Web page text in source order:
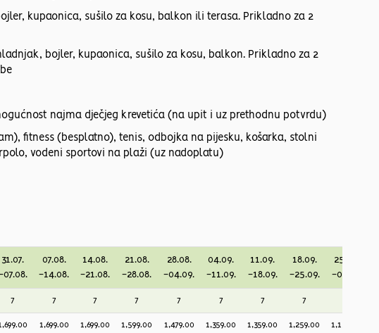
kupaonica, sušilo za kosu, balkon ili terasa. Prikladno za 2
bojler, kupaonica, sušilo za kosu, balkon. Prikladno za 2
najma dječjeg krevetića (na upit i uz prethodnu potvrdu)
fitness (besplatno), tenis, odbojka na pijesku, košarka, stolni
vodeni sportovi na plaži (uz nadoplatu)
31.07.
07.08.
07.08.
-14.08.
14.08.
-21.08.
21.08.
-28.08.
28.08.
-04.09.
04.09.
-11.09.
11.09.
-18.09.
18.09.
-25.09.
25.09.
-02.10.
7 7 7 7 7 7 7 7
1,699.00
1,699.00
1,599.00
1,479.00
1,359.00
1,359.00
1,259.00
1,159.00